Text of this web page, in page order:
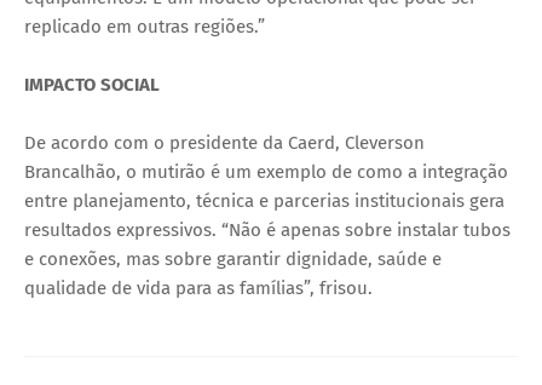
replicado em outras regiões.”
IMPACTO SOCIAL
De acordo com o presidente da Caerd, Cleverson
Brancalhão, o mutirão é um exemplo de como a integração
entre planejamento, técnica e parcerias institucionais gera
resultados expressivos. “Não é apenas sobre instalar tubos
e conexões, mas sobre garantir dignidade, saúde e
qualidade de vida para as famílias”, frisou.